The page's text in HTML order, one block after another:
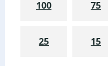
100 75
25 15